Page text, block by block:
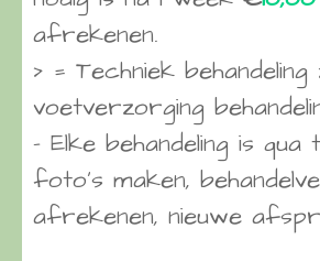
afrekenen.
> = Techniek
voetverzorging
– Elke behandeling is qua
foto’s maken,
afrekenen, nieuwe